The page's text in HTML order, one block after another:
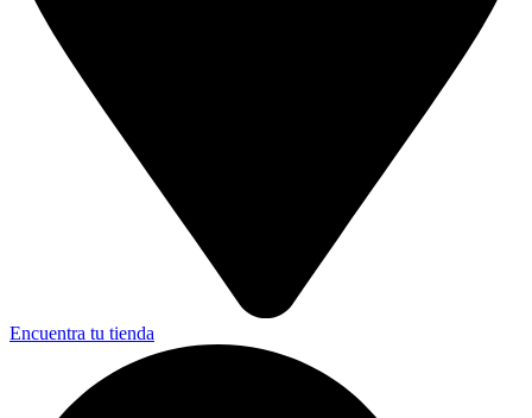
Encuentra tu tienda